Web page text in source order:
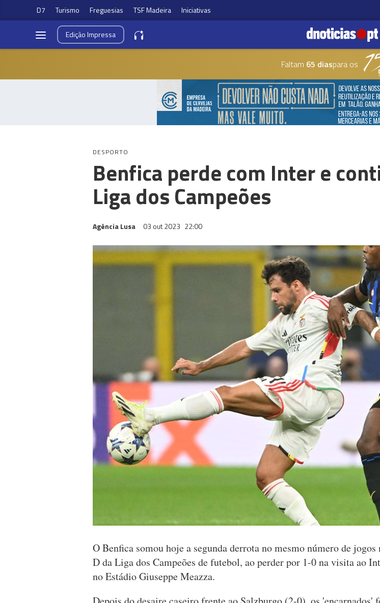
D7 Turismo Freguesias TSF Madeira Iniciativas
EdiçãoImpressa
Faltam 65 diaspara os
DESPORTO
Benfica perde com Inter e
Liga dos Campeões
Agência Lusa 03 out 2023 22:00
O Benfica somou hoje a segunda derrota no mesmo número de jogos
D da Liga dos Campeões de futebol, ao perder por 1-0 na visita ao
no Estádio Giuseppe Meazza.